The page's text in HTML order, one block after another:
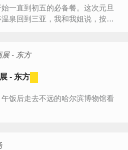
一直到初五的必备餐。这次元旦
泉回到三亚，我和我姐说，按我
- 东方
饭后走去不远的哈尔滨博物馆看